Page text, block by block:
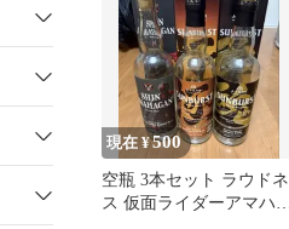
現在 ¥500
空瓶 3本セット ラウドネ
ス 仮面ライダーアマハガ